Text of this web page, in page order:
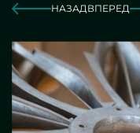
НАЗАДВПЕРЕД